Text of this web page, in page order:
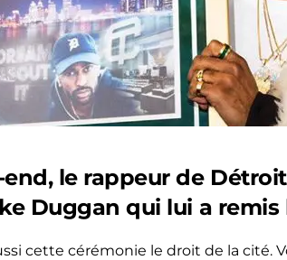
end, le rappeur de
Duggan qui lui a remis
cette cérémonie le droit de la cité.